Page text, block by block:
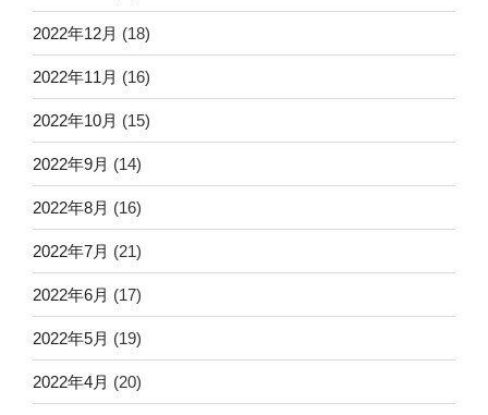
2022年12月 (18)
2022年11月 (16)
2022年10月 (15)
2022年9月 (14)
2022年8月 (16)
2022年7月 (21)
2022年6月 (17)
2022年5月 (19)
2022年4月 (20)